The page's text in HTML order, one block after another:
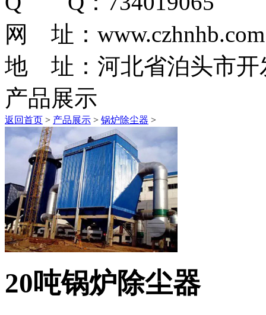
网 址：www.czhnhb.com
地 址：河北省泊头市开
产品展示
返回首页 > 产品展示 > 锅炉除尘器 >
20吨锅炉除尘器